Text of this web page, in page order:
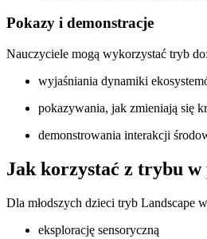
Pokazy i demonstracje
Nauczyciele mogą wykorzystać tryb do:
wyjaśniania dynamiki
pokazywania, jak zmieniają się
demonstrowania interakcji
Jak korzystać z trybu w
Dla młodszych dzieci tryb Landscape
eksplorację sensoryczną